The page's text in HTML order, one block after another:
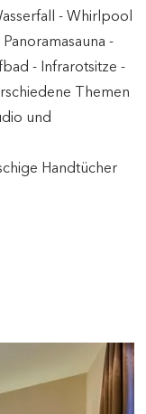
- Whirlpool
-
- Infrarotsitze -
Themen
und
Handtücher